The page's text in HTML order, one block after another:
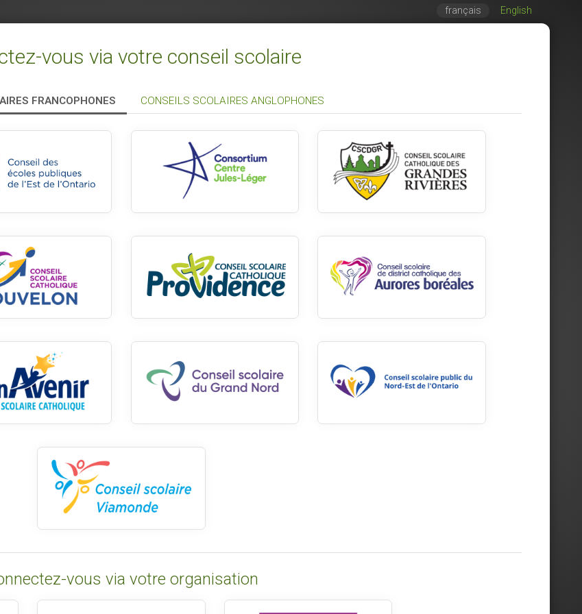
français English
vous via votre conseil scolaire
FRANCOPHONES CONSEILS SCOLAIRES ANGLOPHONES
vous via votre organisation